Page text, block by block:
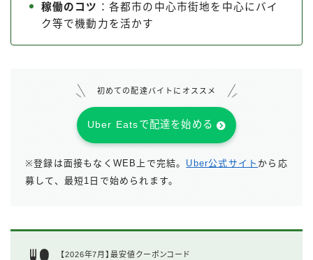
稼働のコツ ：各都市の中心市街地を中心にバイ
ク等で機動力を活かす
初めての配達バイトにオススメ
Uber Eatsで配達を始める
※登録は面接もなくWEB上で完結。 Uber公式サイト から応
募して、最短1日で始められます。
【2026年7月】最安値クーポンコード